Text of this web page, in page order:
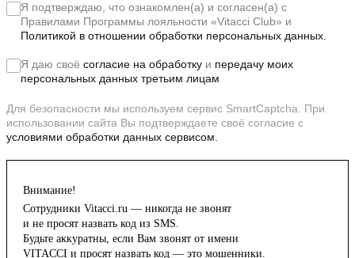
Я подтверждаю, что ознакомлен(а) и согласен(а) с
Правилами Программы лояльности «Vitacci Club» и
Политикой в отношении обработки персональных данных.
Я даю своё согласие на обработку и передачу моих
персональных данных третьим лицам
Для безопасности мы используем сервис SmartCaptcha. При
использовании сайта Вы подтверждаете своё согласие с
условиями обработки данных сервисом.
Внимание!
Сотрудники Vitacci.ru — никогда не звонят
и не просят назвать код из SMS.
Будьте аккуратны, если Вам звонят от имени
VITACCI и просят назвать код — это мошенники.